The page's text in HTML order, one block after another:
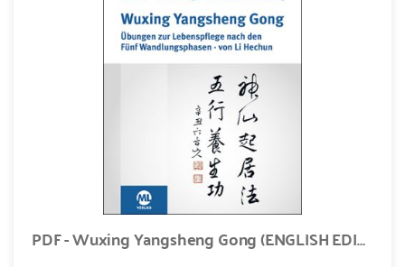
PDF - Wuxing Yangsheng Gong (ENGLISH EDITION)